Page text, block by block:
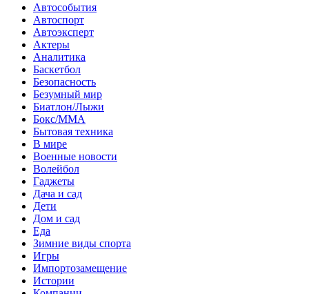
Автособытия
Автоспорт
Автоэксперт
Актеры
Аналитика
Баскетбол
Безопасность
Безумный мир
Биатлон/Лыжи
Бокс/MMA
Бытовая техника
В мире
Военные новости
Волейбол
Гаджеты
Дача и сад
Дети
Дом и сад
Еда
Зимние виды спорта
Игры
Импортозамещение
Истории